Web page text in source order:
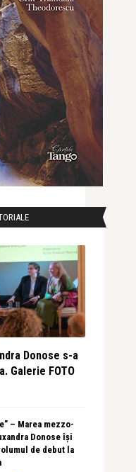
Donose s-a
Galerie FOTO
– Marea mezzo-
Donose își
de debut la